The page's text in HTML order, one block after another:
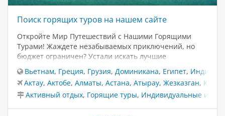
Поиск горящих туров на нашем сайте
Откройте Мир Путешествий с Нашими Горящими
Турами! Жаждете незабываемых приключений, но
бюджет ограничен? Устали искать лучшие
путешествие доступным и захватывающим! На нашем
сайте вы найдете эксклюзивные горящие туры по
самым популярным направлениям. Мы предлагаем
Вьетнам, Греция, Грузия, Доминикана, Египет, Индия
Актау, Актобе, Алматы, Астана, Атырау, Жезказган,
Активный отдых, Горящие туры, Индивидуальные и VIP